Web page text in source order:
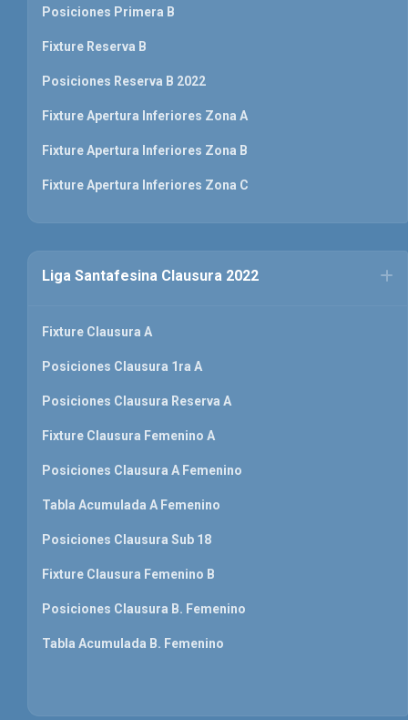
Posiciones Primera B
Fixture Reserva B
Posiciones Reserva B 2022
Fixture Apertura Inferiores Zona A
Fixture Apertura Inferiores Zona B
Fixture Apertura Inferiores Zona C
Liga Santafesina Clausura 2022
Fixture Clausura A
Posiciones Clausura 1ra A
Posiciones Clausura Reserva A
Fixture Clausura Femenino A
Posiciones Clausura A Femenino
Tabla Acumulada A Femenino
Posiciones Clausura Sub 18
Fixture Clausura Femenino B
Posiciones Clausura B. Femenino
Tabla Acumulada B. Femenino